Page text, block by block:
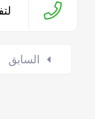
Postsالسابق